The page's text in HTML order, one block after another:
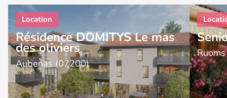
Résidence DOMITYS Le mas
des oliviers
Aubenas (07200)